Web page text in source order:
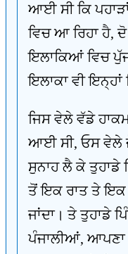
ਆਈ ਸੀ ਕਿ
ਵਿਚ ਆ ਰਿਹਾ ਹੈ,
ਇਲਾਕਿਆਂ ਵਿਚ
ਇਲਾਕਾ ਵੀ ਇਨ੍ਹਾਂ
ਜਿਸ ਵੇਲੇ ਵੱਡੇ
ਆਈ ਸੀ, ਓਸ ਵੇਲੇ
ਸੁਨਾਹ ਲੈ ਕੇ ਤੁਹਾਡੇ
ਤੋਂ ਇਕ ਰਾਤ ਤੇ ਇਕ
ਜਾਂਦਾ। ਤੇ ਤੁਹਾਡੇ
ਪੰਜਾਲੀਆਂ, ਆਪਣਾ